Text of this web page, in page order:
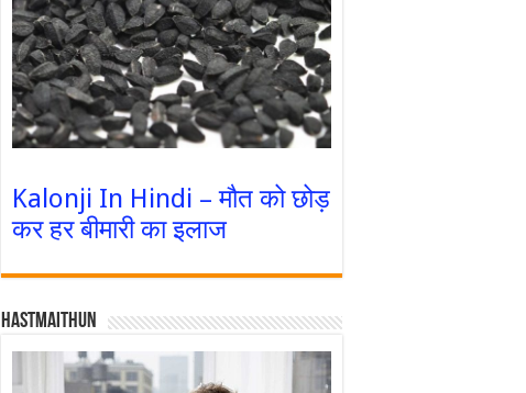
Kalonji In Hindi – मौत को छोड़
कर हर बीमारी का इलाज
Hastmaithun